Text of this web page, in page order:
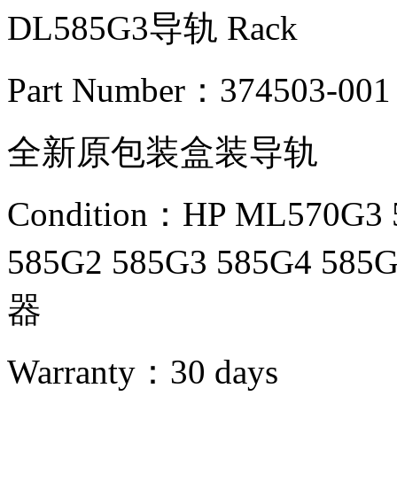
DL585G3导轨 Rack
Part Number：374503-001
全新原包装盒装导轨
Condition：HP ML570G3
585G2 585G3 585G4
器
Warranty： 30 days